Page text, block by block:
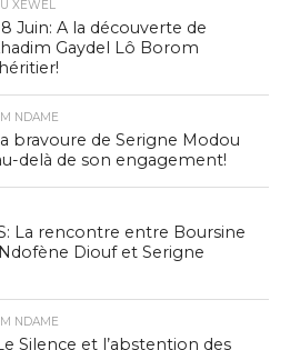
XEWËL
Juin: A la découverte de
Gaydel Lô Borom
NDAME
bravoure de Serigne Modou
delà de son engagement!
La rencontre entre Boursine
Diouf et Serigne
NDAME
Silence et l’abstention des